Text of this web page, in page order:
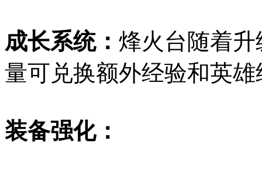
成长系统： 烽火台随着
量可兑换额外经验和英雄
装备强化：